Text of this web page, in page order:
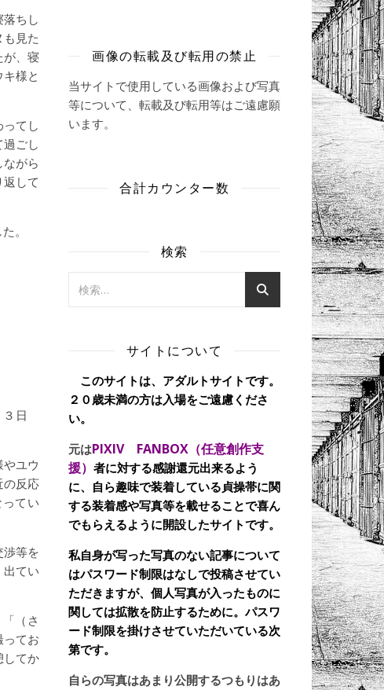
ちし
見た
、寝
様と
てし
ごし
がら
して
。
３日
ユウ
の反応
てい
等を
てい
（さ
てお
してか
画像の転載及び転用の禁止
当サイトで使用している画像および写真
等について、転載及び転用等はご遠慮願
います。
合計カウンター数
検索
サイトについて
このサイトは、アダルトサイトです。
２０歳未満の方は入場をご遠慮くださ
い。
元はPIXIV FANBOX（任意創作支
援） 者に対する感謝還元出来るよう
に、自ら趣味で装着している貞操帯に関
する装着感や写真等を載せることで喜ん
でもらえるように開設したサイトです。
私自身が写った写真のない記事について
はパスワード制限はなしで投稿させてい
ただきますが、個人写真が入ったものに
関しては拡散を防止するために。パスワ
ード制限を掛けさせていただいている次
第です。
自らの写真はあまり公開するつもりはあ